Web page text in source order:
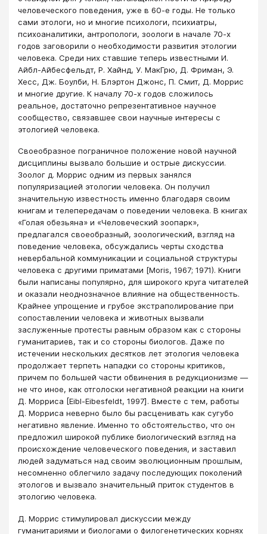
человеческого поведения, уже в 60-е годы. Не только
сами этологи, но и многие психологи, психиатры,
психоаналитики, антро­пологи, зоологи в начале 70-х
годов заговорили о необходимости развития этологии
человека. Среди них ставшие теперь известными И.
Айбл-Айбесфельдт, Р. Хайнд, У. МакГрю, Д. Фриман, Э.
Хесс, Дж. Боулби, Н. Блэртон Джонс, П. Смит, Д. Моррис
и многие другие. К началу 70-х годов сложилось
реальное, достаточно репрезентативное научное
сообщество, связавшее свои научные интересы с
этологией человека.
Своеобразное пограничное положение новой научной
дисциплины вызвало большие и острые дискуссии.
Зоолог д. Моррис одним из первых занялся
популяризацией этологии человека. Он получил
значительную известность именно благодаря своим
книгам и телепередачам о поведении человека. В книгах
«Голая обезьяна» и «Человеческий зоопарк»,
предлагался своеобразный, зоологический, взгляд на
поведение человека, обсуждались черты сходства
невербальной коммуникации и социальной структуры
человека с другими приматами [Moris, 1967; 1971). Книги
были написаны популярно, для широкого круга читателей
и оказали неоднозначное влияние на общественность.
Крайнее упрощение и грубое экстраполирование при
сопоставлении человека и животных вызвали
заслуженные протесты равным образом как с стороны
гуманитариев, так и со сто­роны биологов. Даже по
истечении нескольких десятков лет этология человека
продолжает терпеть нападки со стороны критиков,
причем по большей части обвинения в редукционизме —
не что иное, как отголоски негативной реакции на книги
Д. Морриса [Еibl-Eibesfeldt, 1997]. Вместе с тем, работы
Д. Морриса неверно было бы расценивать как сугубо
негативно явление. Именно то обстоятельство, что он
предложил широкой публике биологический взгляд на
происхождение человеческого поведения, и заставил
людей задуматься над своим эволюционным прошлым,
несомненно облегчило задачу последующих поколений
этологов и вызвало значительный приток студентов в
этологию человека.
Д. Моррис стимулировал дискуссии между
гуманитариями и биологами о филогенетических корнях